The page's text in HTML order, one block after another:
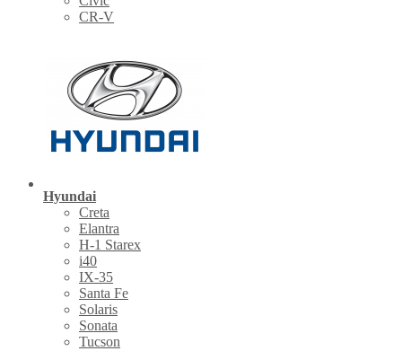
CR-V
Hyundai
Creta
Elantra
H-1 Starex
i40
IX-35
Santa Fe
Solaris
Sonata
Tucson